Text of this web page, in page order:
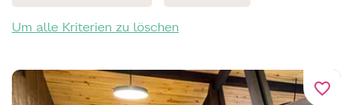
Um alle Kriterien zu löschen
favorite_border